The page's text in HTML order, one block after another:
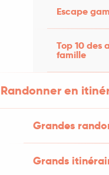
Escape
Top 10 des
famille
Randonner en
Grandes
Grands
46600 Floirac
!